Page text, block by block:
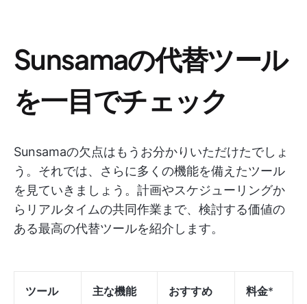
Sunsamaの代替ツール
を一目でチェック
Sunsamaの欠点はもうお分かりいただけたでしょ
う。それでは、さらに多くの機能を備えたツール
を見ていきましょう。計画やスケジューリングか
らリアルタイムの共同作業まで、検討する価値の
ある最高の代替ツールを紹介します。
ツール 主な機能 おすすめ 料金*